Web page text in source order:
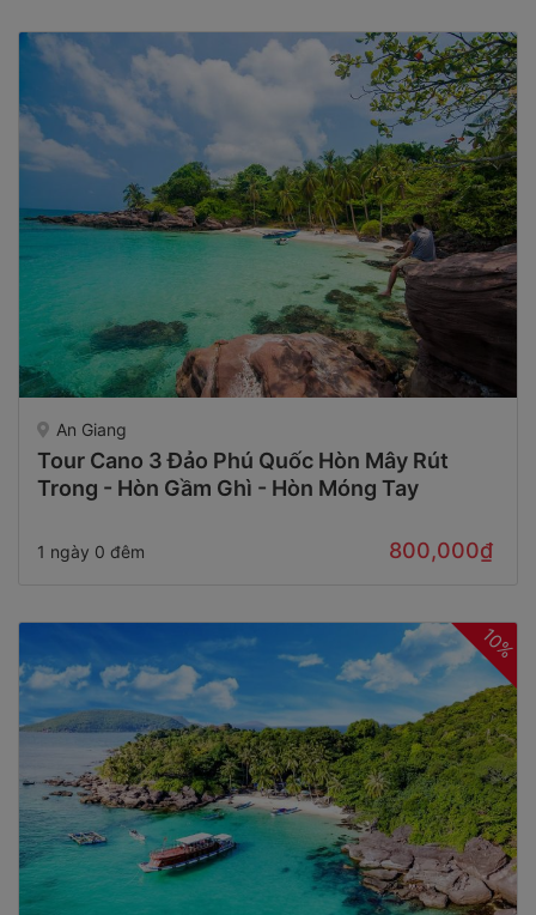
An Giang
Tour Cano 3 Đảo Phú Quốc Hòn Mây Rút
Trong - Hòn Gầm Ghì - Hòn Móng Tay
1 ngày 0 đêm 800,000₫
10%